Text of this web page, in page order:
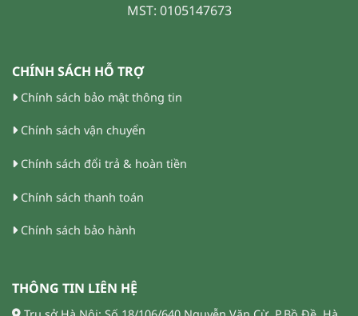
MST: 0105147673
CHÍNH SÁCH HỖ TRỢ
Chính sách bảo mật thông tin
Chính sách vận chuyển
Chính sách đổi trả & hoàn tiền
Chính sách thanh toán
Chính sách bảo hành
THÔNG TIN LIÊN HỆ